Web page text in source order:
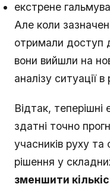
екстрене
Але коли
отримали доступ
вони вийшли на
аналізу ситуації
Відтак, теперішні
здатні точно
учасників руху
рішення у
зменшити